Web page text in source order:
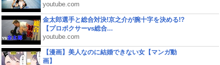
youtube.com
金太郎選手と総合対決!京之介が腕十字を決める!?
【プロボクサーvs総合...
youtube.com
【漫画】美人なのに結婚できない女【マンガ動
画】